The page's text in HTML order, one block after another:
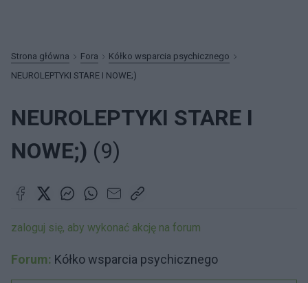
Strona główna Fora
Kółko wsparcia psychicznego
NEUROLEPTYKI STARE I NOWE;)
NEUROLEPTYKI STARE I
NOWE;) (9)
zaloguj się, aby wykonać akcję na forum
Forum: Kółko wsparcia psychicznego